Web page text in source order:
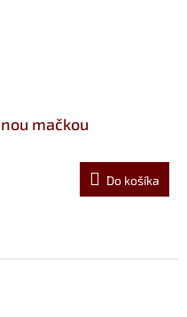
mačkou
Do košíka